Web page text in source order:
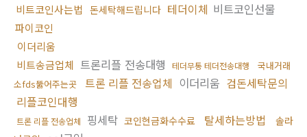
비트코인사는법 돈세탁해드립니다 테더이체 비트코인선물
파이코인
이더리움
비트송금업체 트론리플 전송대행 테더무통 테더전송대행
국내거래
소fds뚫어주는곳
트론 리플 전송업체 이더리움 검돈세탁문의
리플코인대행
트론 리플 전송업체 핑세탁 코인현금화수수료 탈세하는방법
솔라